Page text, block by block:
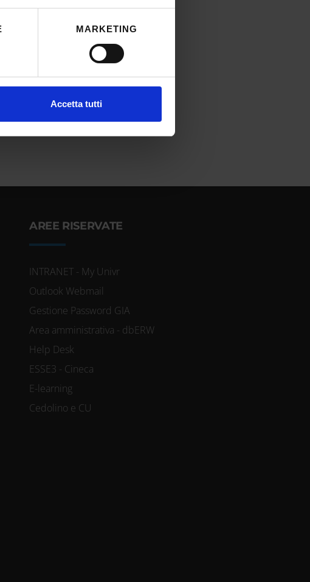
qualche metro,
nella
sezione dettagli . Puoi
social media e per analizzare il
MARKETING
Accetta tutti
AREE RISERVATE
INTRANET - My Univr
Outlook Webmail
Gestione Password GIA
Area amministrativa - dbERW
Help Desk
ESSE3 - Cineca
E-learning
Cedolino e CU